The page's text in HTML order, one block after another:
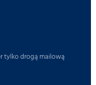
tylko drogą mailową